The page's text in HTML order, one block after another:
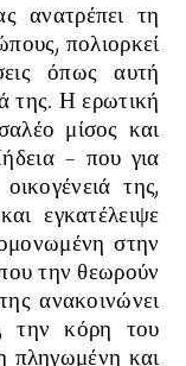
ανατρέπει τη
πολιορκεί
όπως αυτή
της. Η ερωτική
μίσος και
- που για
της,
εγκατέλειψε
στην
την θεωρούν
ανακοινώνει
την κόρη του
πληγωμένη και